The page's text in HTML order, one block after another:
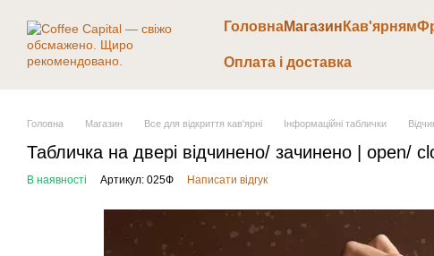
ГоловнаМагазин Кав'ярням
Оплата і доставка
Головна Магазин Все для відкриття кав'ярні Інформаційні таблички
Табличка на двері відчинено/ зачинено | open/
В наявності Артикул: 025Ф Написати відгук